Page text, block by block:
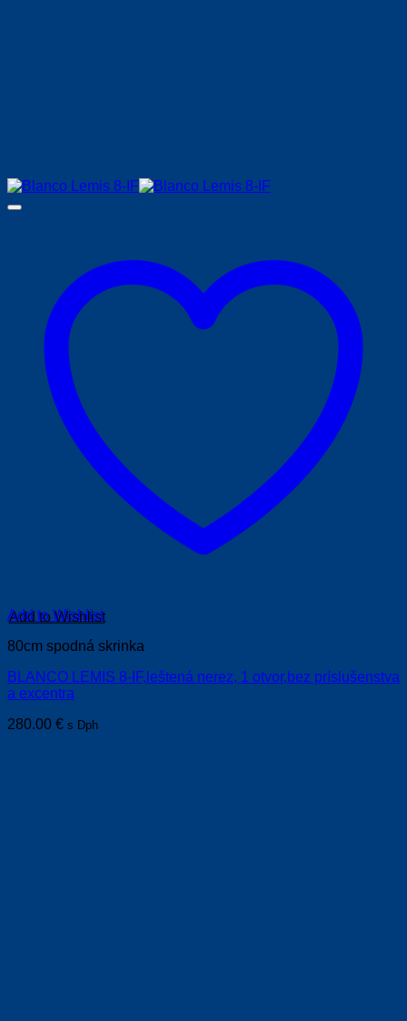
Add to Wishlist
80cm spodná skrinka
BLANCO LEMIS 8-IF,leštená nerez, 1 otvor,bez príslušenstva
a excentra
280.00 € s Dph